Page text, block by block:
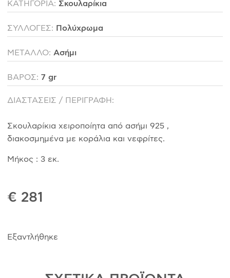
ΌΡΟΙ ΥΠΗΡΕΣΙΏΝ
ΚΑΤΗΓΟΡΙΑ: Σκουλαρίκια
ΣΥΛΛΟΓΕΣ: Πολύχρωμα
ΜΕΤΑΛΛΟ: Ασήμι
ΒΑΡΟΣ: 7 gr
ΔΙΑΣΤΑΣΕΙΣ / ΠΕΡΙΓΡΑΦΗ:
Σκουλαρίκια χειροποίητα από ασήμι 925 ,
διακοσμημένα με κοράλια και νεφρίτες.
Μήκος : 3 εκ.
€ 281
Εξαντλήθηκε